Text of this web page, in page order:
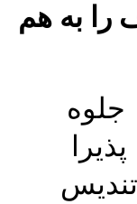
را به هم
جلوه
پذیرا
تندیس